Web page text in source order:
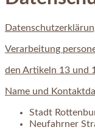
Verarbeitung
den Artikeln 13 und
Name und
Stadt
Neufahrner